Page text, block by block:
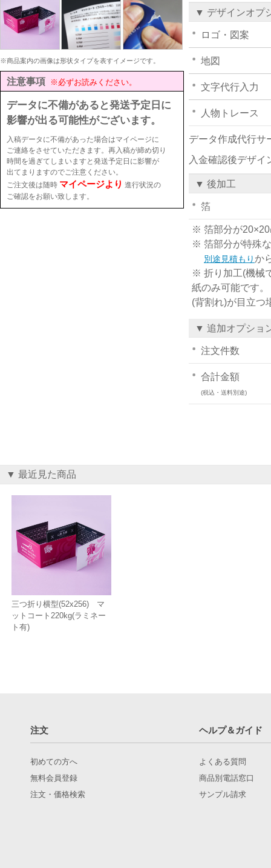
※商品案内の画像は形状タイプを表すイメージです。
注意事項 ※必ずお読みください。
データに不備があると発送予定日に
影響が出る可能性がございます。
入稿データに不備があった場合はマイページに
ご連絡をさせていただきます。再入稿が締め切り
時間を過ぎてしまいますと発送予定日に影響が
出てまりますのでご注意ください。
ご注文後は随時 マイページより 進行状況の
ご確認をお願い致します。
▼ デザインオプ
ロゴ・図案
地図
文字代行入力
人物トレース
データ作成代行サ
入金確認後デザイ
▼ 後加工
箔
※ 箔部分が20×20
※ 箔部分が特殊
別途見積もりか
※ 折り加工(機械
紙のみ可能です
(背割れ)が目立つ
▼ 追加オプショ
注文件数
合計金額
(税込・送料別途)
▼ 最近見た商品
三つ折り横型(52x256) マ
ットコート220kg(ラミネー
ト有)
注文 ヘルプ＆ガイド
初めての方へ
無料会員登録
注文・価格検索
よくある質問
商品別電話窓口
サンプル請求